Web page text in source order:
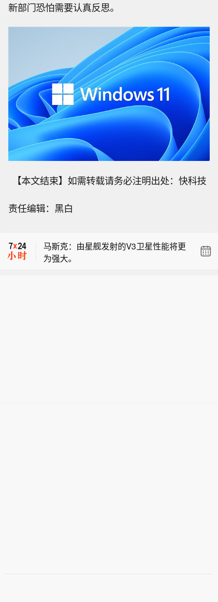
新部门恐怕需要认真反思。
【本文结束】如需转载请务必注明出处：快科技
责任编辑：黑白东部发起袭击后，也门军方对胡塞武装
马斯克：由星舰发射的V3卫星性能将更
为强大。